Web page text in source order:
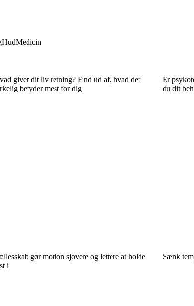
HudMedicin
giver dit liv retning? Find ud af, hvad der
betyder mest for dig
Er
du dit
gør motion sjovere og lettere at holde
i
Sænk